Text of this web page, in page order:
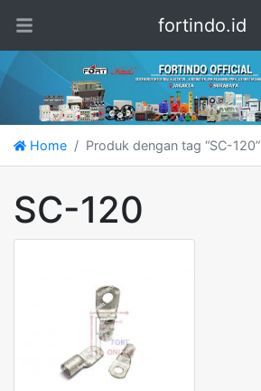
fortindo.id
Home Produk dengan tag “SC-120”
SC-120